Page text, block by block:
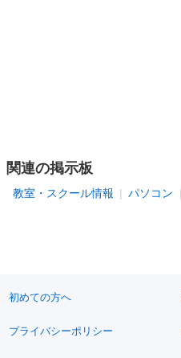
関連の掲示板
教室・スクール情報 パソコン
初めての方へ
プライバシーポリシー